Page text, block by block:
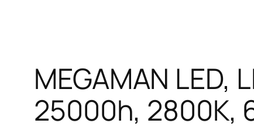
MEGAMAN LED,
25000h, 2800K,